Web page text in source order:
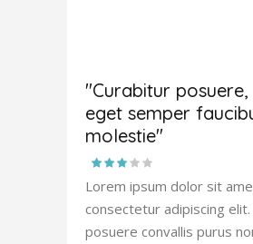
"Curabitur posuere,
eget semper
molestie"
Lorem ipsum dolor sit
consectetur adipiscing elit.
posuere convallis purus